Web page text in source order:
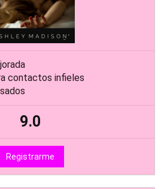
contactos infieles
9.0
Registrarme